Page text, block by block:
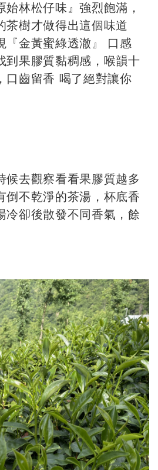
始林松仔味』強烈飽滿，
茶樹才做得出這個味道
『金黃蜜綠透澈』 口感
到果膠質黏稠感，喉韻十
口齒留香 喝了絕對讓你
候去觀察看看果膠質越多
倒不乾淨的茶湯，杯底香
冷卻後散發不同香氣，餘